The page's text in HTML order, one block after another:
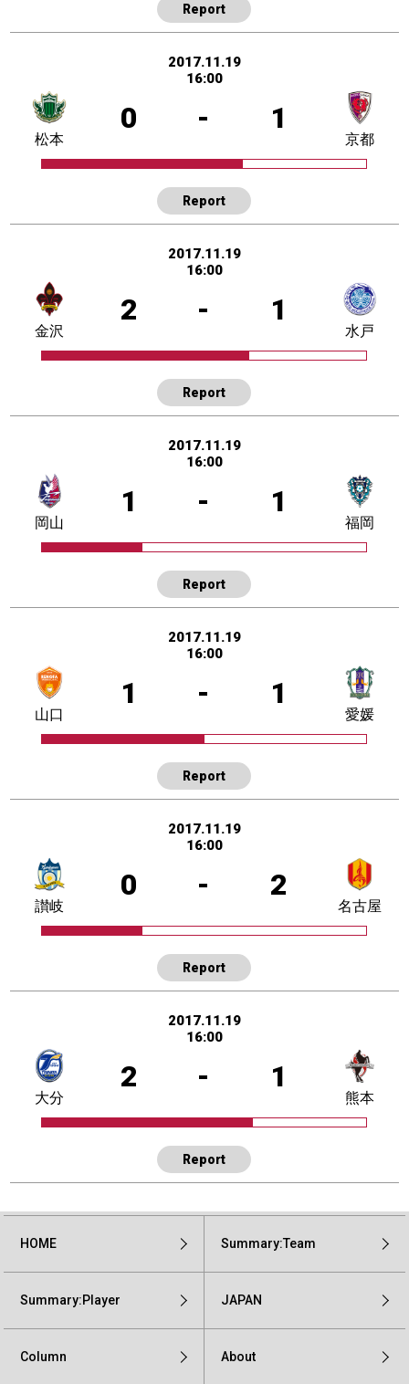
Report
2017.11.19
16:00
0 - 1
松本 京都
Report
2017.11.19
16:00
2 - 1
金沢 水戸
Report
2017.11.19
16:00
1 - 1
岡山 福岡
Report
2017.11.19
16:00
1 - 1
山口 愛媛
Report
2017.11.19
16:00
0 - 2
讃岐 名古屋
Report
2017.11.19
16:00
2 - 1
大分 熊本
Report
HOME Summary:Team
Summary:Player JAPAN
Column About